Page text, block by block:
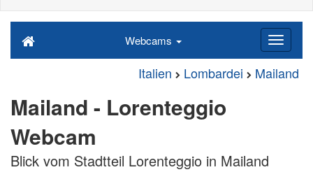
Webcams
Italien Lombardei Mailand
Mailand - Lorenteggio
Webcam
Blick vom Stadtteil Lorenteggio in Mailand